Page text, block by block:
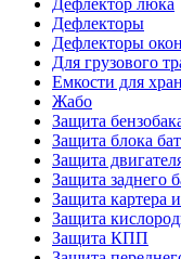
Дефлектор люка
Дефлекторы
Дефлекторы окон
Для грузового
Емкости для
Жабо
Защита
Защита блока
Защита
Защита заднего
Защита картера
Защита
Защита КПП